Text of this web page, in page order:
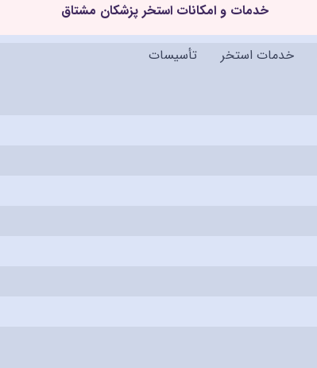
خدمات و امکانات استخر پزشکان مشتاق
خدمات استخر تأسیسات